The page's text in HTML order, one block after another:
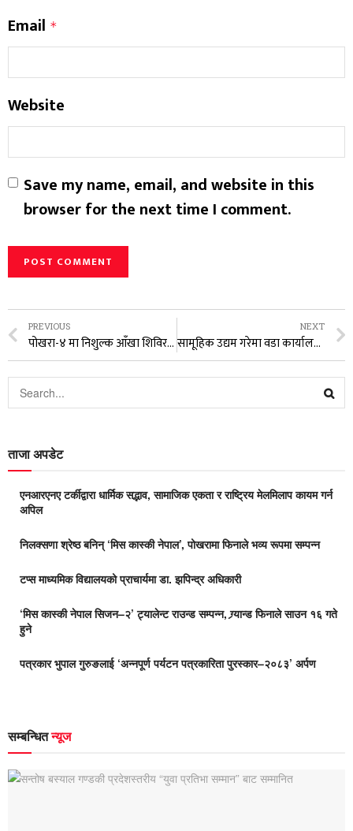
Email *
Website
Save my name, email, and website in this
browser for the next time I comment.
PREVIOUS
पोखरा-४ मा निशुल्क आँखा शिविर २९० जना लाभान्वित
NEXT
सामूहिक उद्यम गरेमा वडा कार्यालयले थप सहयोग गर्ने : अध्यक्ष बास्तोला
ताजा अपडेट
एनआरएनए टर्कीद्वारा धार्मिक सद्भाव, सामाजिक एकता र राष्ट्रिय मेलमिलाप कायम गर्न
अपिल
निलक्सणा श्रेष्ठ बनिन् ‘मिस कास्की नेपाल’, पोखरामा फिनाले भव्य रूपमा सम्पन्न
टप्स माध्यमिक विद्यालयको प्राचार्यमा डा. झपिन्द्र अधिकारी
‘मिस कास्की नेपाल सिजन–२’ ट्यालेन्ट राउन्ड सम्पन्न, ग्र्यान्ड फिनाले साउन १६ गते
हुने
पत्रकार भुपाल गुरुङलाई ‘अन्नपूर्ण पर्यटन पत्रकारिता पुरस्कार–२०८३’ अर्पण
सम्बन्धितन्यूज